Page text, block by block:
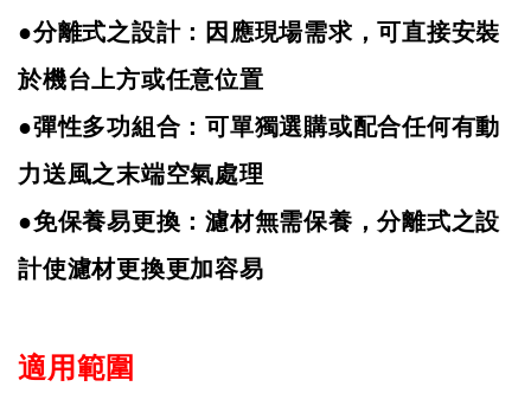
●分離式之設計：因應現場需求，可直接安裝
於機台上方或任意位置
●彈性多功組合：可單獨選購或配合任何有動
力送風之末端空氣處理
●免保養易更換：濾材無需保養，分離式之設
計使濾材更換更加容易
適用範圍